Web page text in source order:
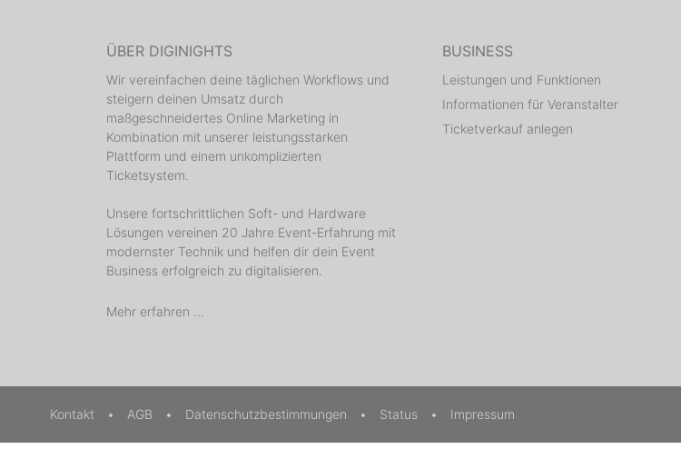
ÜBER DIGINIGHTS
Wir vereinfachen deine täglichen Workflows und
steigern deinen Umsatz durch
maßgeschneidertes Online Marketing in
Kombination mit unserer leistungsstarken
Plattform und einem unkomplizierten
Ticketsystem.
Unsere fortschrittlichen Soft- und Hardware
Lösungen vereinen 20 Jahre Event-Erfahrung mit
modernster Technik und helfen dir dein Event
Business erfolgreich zu digitalisieren.
Mehr erfahren ...
BUSINESS
Leistungen und Funktionen
Informationen für Veranstalter
Ticketverkauf anlegen
Kontakt • AGB • Datenschutzbestimmungen • Status • Impressum